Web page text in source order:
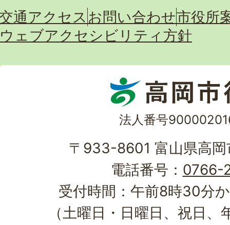
通アクセス お問い合わせ市役所
ウェブアクセシビリティ方針
法人番号
〒933-8601 富山県高
電話番号： 0766-
受付時間：午前8時30分
（土曜日・日曜日、祝日